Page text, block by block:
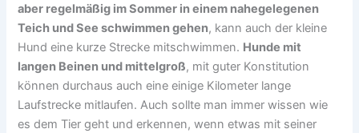
aber regelmäßig im Sommer in einem nahegelegenen
Teich und See schwimmen gehen, kann auch der kleine
Hund eine kurze Strecke mitschwimmen. Hunde mit
langen Beinen und mittelgroß, mit guter Konstitution
können durchaus auch eine einige Kilometer lange
Laufstrecke mitlaufen. Auch sollte man immer wissen wie
es dem Tier geht und erkennen, wenn etwas mit seiner